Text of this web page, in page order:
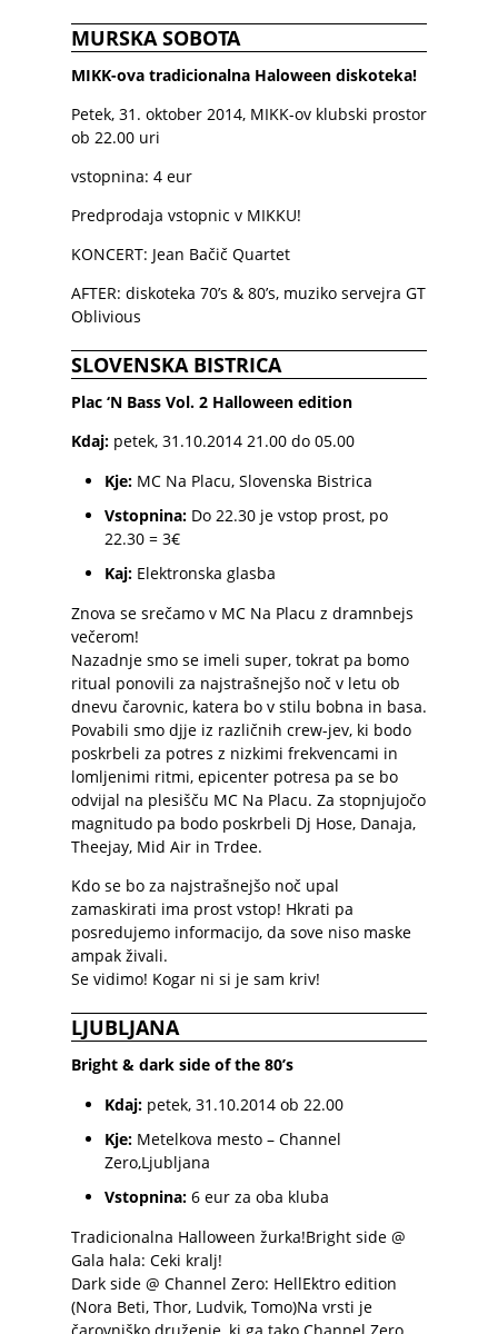
MURSKA SOBOTA
MIKK-ova tradicionalna Haloween diskoteka!
Petek, 31. oktober 2014, MIKK-ov klubski prostor
ob 22.00 uri
vstopnina: 4 eur
Predprodaja vstopnic v MIKKU!
KONCERT: Jean Bačič Quartet
AFTER: diskoteka 70’s & 80’s, muziko servejra GT
Oblivious
SLOVENSKA BISTRICA
Plac ‘N Bass Vol. 2 Halloween edition
Kdaj: petek, 31.10.2014 21.00 do 05.00
Kje: MC Na Placu, Slovenska Bistrica
Vstopnina: Do 22.30 je vstop prost, po
22.30 = 3€
Kaj: Elektronska glasba
Znova se srečamo v MC Na Placu z dramnbejs
večerom!
Nazadnje smo se imeli super, tokrat pa bomo
ritual ponovili za najstrašnejšo noč v letu ob
dnevu čarovnic, katera bo v stilu bobna in basa.
Povabili smo djje iz različnih crew-jev, ki bodo
poskrbeli za potres z nizkimi frekvencami in
lomljenimi ritmi, epicenter potresa pa se bo
odvijal na plesišču MC Na Placu. Za stopnjujočo
magnitudo pa bodo poskrbeli Dj Hose, Danaja,
Theejay, Mid Air in Trdee.
Kdo se bo za najstrašnejšo noč upal
zamaskirati ima prost vstop! Hkrati pa
posredujemo informacijo, da sove niso maske
ampak živali.
Se vidimo! Kogar ni si je sam kriv!
LJUBLJANA
Bright & dark side of the 80’s
Kdaj: petek, 31.10.2014 ob 22.00
Kje: Metelkova mesto – Channel
Zero,Ljubljana
Vstopnina: 6 eur za oba kluba
Tradicionalna Halloween žurka!Bright side @
Gala hala: Ceki kralj!
Dark side @ Channel Zero: HellEktro edition
(Nora Beti, Thor, Ludvik, Tomo)Na vrsti je